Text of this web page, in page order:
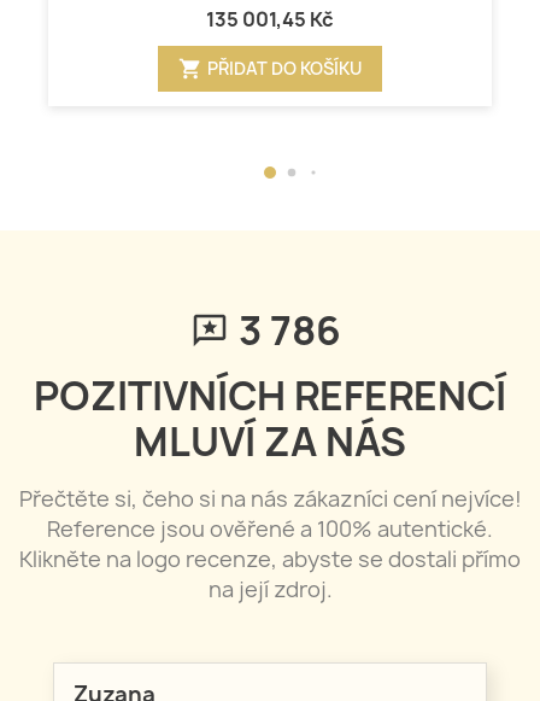
135 001,45 Kč
shopping_cart PŘIDAT DO KOŠÍKU
3 786
POZITIVNÍCH REFERENCÍ
MLUVÍ ZA NÁS
Přečtěte si, čeho si na nás zákazníci cení nejvíce!
Reference jsou ověřené a 100% autentické.
Klikněte na logo recenze, abyste se dostali přímo
na její zdroj.
Zuzana